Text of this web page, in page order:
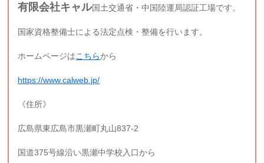
有限会社キャル国土交通省・中国陸運局認証工場です。
国家資格整備士による法定点検・整備を行います。
ホームページはこちらから
https://www.calweb.jp/
《住所》
広島県東広島市黒瀬町丸山837-2
国道375号線沿い黒瀬中学校入口から